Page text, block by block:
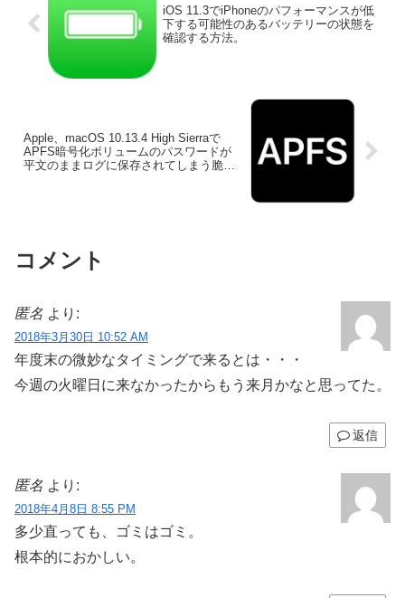
iOS 11.3でiPhoneのパフォーマンスが低
下する可能性のあるバッテリーの状態を
確認する方法。
Apple、macOS 10.13.4 High Sierraで
APFS暗号化ボリュームのパスワードが
平文のままログに保存されてしまう脆弱
コメント
匿名 より:
2018年3月30日 10:52 AM
年度末の微妙なタイミングで来るとは・・・
今週の火曜日に来なかったからもう来月かなと思ってた。
返信
匿名 より:
2018年4月8日 8:55 PM
多少直っても、ゴミはゴミ。
根本的におかしい。